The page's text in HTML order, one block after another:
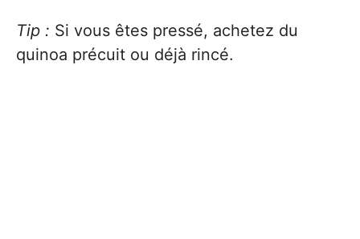
Tip : Si vous êtes pressé, achetez du
quinoa précuit ou déjà rincé.